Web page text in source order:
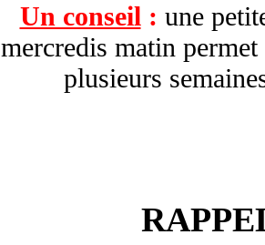
Un conseil : une
mercredis matin
plusieurs